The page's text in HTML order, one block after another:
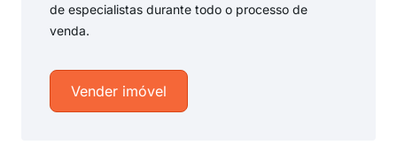
de especialistas durante todo o processo de
venda.
Vender imóvel